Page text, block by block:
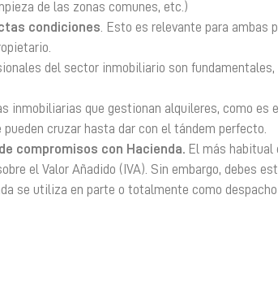
de las zonas comunes, etc.)
condiciones. Esto es relevante para ambas
del sector inmobiliario son fundamentales,
inmobiliarias que gestionan alquileres, como es
cruzar hasta dar con el tándem perfecto.
compromisos con Hacienda. El más habitual
el Valor Añadido (IVA). Sin embargo, debes
se utiliza en parte o totalmente como